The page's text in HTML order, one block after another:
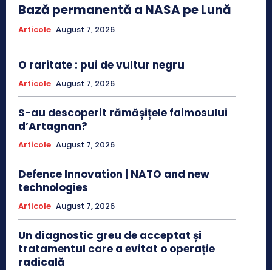
Bază permanentă a NASA pe Lună
Articole August 7, 2026
O raritate : pui de vultur negru
Articole August 7, 2026
S-au descoperit rămășițele faimosului
d’Artagnan?
Articole August 7, 2026
Defence Innovation | NATO and new
technologies
Articole August 7, 2026
Un diagnostic greu de acceptat și
tratamentul care a evitat o operație
radicală